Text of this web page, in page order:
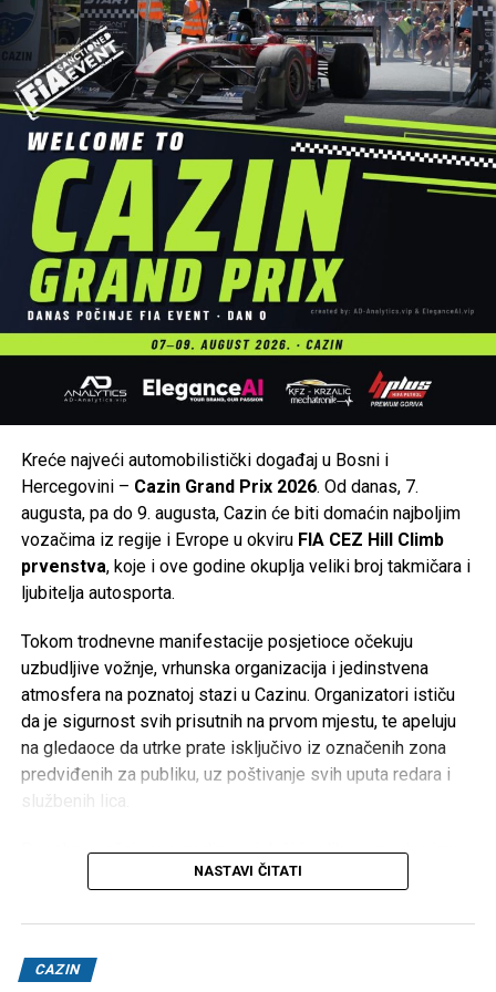
Tweet Share
Mail
POVEZANE TEME: "LITO MOJE MEDENO"
UP NEXT
Emirovo jezero – skrivena oaza prirode, domaće kuhinje
i odmora u srcu Krajine
DON'T MISS
Amira Medunjanin stiže na Stari grad Ostrožac: Večer
sevdaha pod zvjezdanim nebom
Kreće najveći automobilistički događaj u Bosni i
Hercegovini – Cazin Grand Prix 2026. Od danas, 7.
augusta, pa do 9. augusta, Cazin će biti domaćin najboljim
vozačima iz regije i Evrope u okviru FIA CEZ Hill Climb
prvenstva, koje i ove godine okuplja veliki broj takmičara i
ljubitelja autosporta.
Tokom trodnevne manifestacije posjetioce očekuju
uzbudljive vožnje, vrhunska organizacija i jedinstvena
atmosfera na poznatoj stazi u Cazinu. Organizatori ističu
da je sigurnost svih prisutnih na prvom mjestu, te apeluju
na gledaoce da utrke prate isključivo iz označenih zona
predviđenih za publiku, uz poštivanje svih uputa redara i
službenih lica.
Posebnu pažnju ove godine privlači i velika nagradna igra
Hifa Petrol, koja je pripremila vrijedne nagrade
čakdva Porsche Macana, dok je ukupno pripremljeno
više od2.800 nagrada
NASTAVI ČITATI
CAZIN